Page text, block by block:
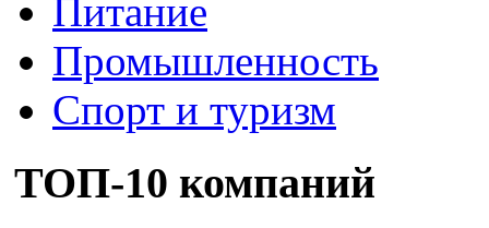
Питание
Промышленность
Спорт и туризм
ТОП-10 компаний